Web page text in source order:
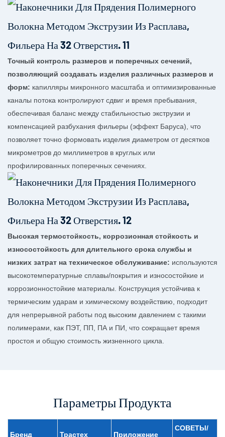
Точный контроль размеров и поперечных сечений,
позволяющий создавать изделия различных размеров и
форм: капилляры микронного масштаба и оптимизированные
каналы потока контролируют сдвиг и время пребывания,
обеспечивая баланс между стабильностью экструзии и
компенсацией разбухания фильеры (эффект Баруса), что
позволяет точно формовать изделия диаметром от десятков
микрометров до миллиметров в круглых или
профилированных поперечных сечениях.
Высокая термостойкость, коррозионная стойкость и
износостойкость для длительного срока службы и
низких затрат на техническое обслуживание: используются
высокотемпературные сплавы/покрытия и износостойкие и
коррозионностойкие материалы. Конструкция устойчива к
термическим ударам и химическому воздействию, подходит
для непрерывной работы под высоким давлением с такими
полимерами, как ПЭТ, ПП, ПА и ПИ, что сокращает время
простоя и общую стоимость жизненного цикла.
Параметры Продукта
Бренд Трастех Приложение
СОВЕТЫ/